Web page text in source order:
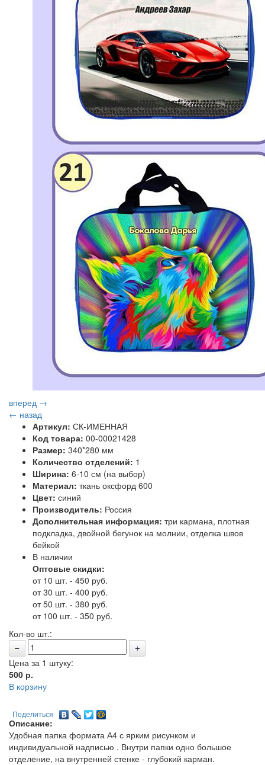
вперед →
← назад
Артикул: СК-ИМЕННАЯ
Код товара: 00-00021428
Размер: 340*280 мм
Количество отделений: 1
Ширина: 6-10 см (на выбор)
Материал: ткань оксфорд 600
Цвет: синий
Производитель: Россия
Дополнительная информация: три кармана, плотная
подкладка, двойной бегунок на молнии, отделка швов
бейкой
В наличии
Оптовые скидки:
от 10 шт. - 450 руб.
от 30 шт. - 400 руб.
от 50 шт. - 380 руб.
от 100 шт. - 350 руб.
Кол-во шт.:
Цена за 1 штуку:
500 р.
В корзину
Поделиться
Описание:
Удобная папка формата А4 с ярким рисунком и
индивидуальной надписью . Внутри папки одно большое
отделение, на внутренней стенке - глубокий карман.